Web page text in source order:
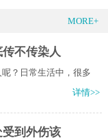
MORE+
不传染人
？日常生活中，很多
详情>>
到外伤该